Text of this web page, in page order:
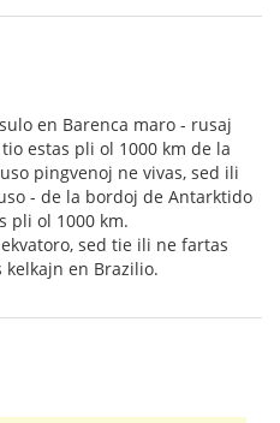
en Barenca maro - rusaj
estas pli ol 1000 km de la
pingvenoj ne vivas, sed ili
- de la bordoj de Antarktido
pli ol 1000 km.
sed tie ili ne fartas
en Brazilio.